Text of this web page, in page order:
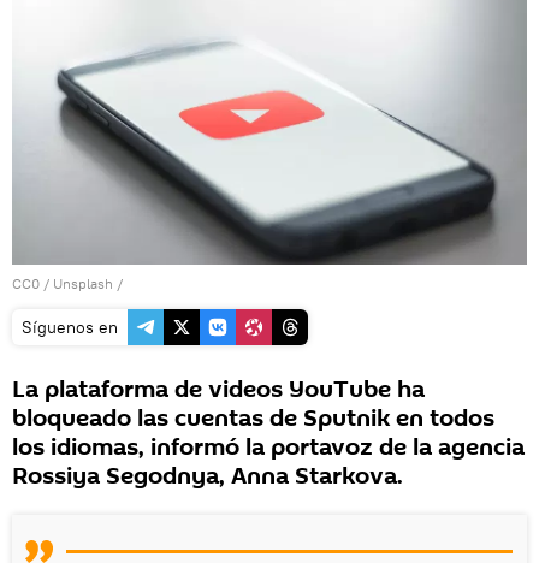
CC0 / Unsplash /
Síguenos en
La plataforma de videos YouTube ha
bloqueado las cuentas de Sputnik en todos
los idiomas, informó la portavoz de la agencia
Rossiya Segodnya, Anna Starkova.